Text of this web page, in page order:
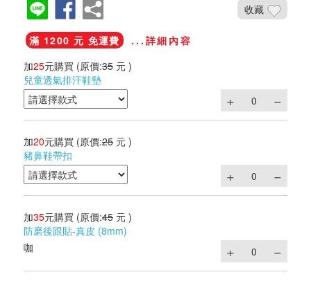
收藏
滿 1200 元 免運費
...詳細內容
加25元購買 (原價:35 元 )
兒童透氣排汗鞋墊
加20元購買 (原價:25 元 )
豬鼻鞋帶扣
加35元購買 (原價:45 元 )
防磨後跟貼-真皮 (8mm)
咖